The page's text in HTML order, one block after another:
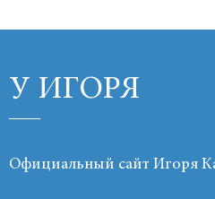
У ИГОРЯ
Официальный сайт Игоря